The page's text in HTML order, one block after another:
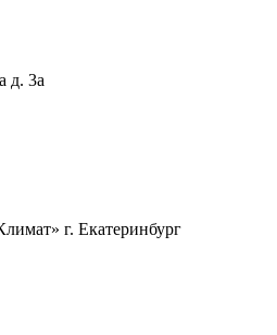
д. 3а
г. Екатеринбург